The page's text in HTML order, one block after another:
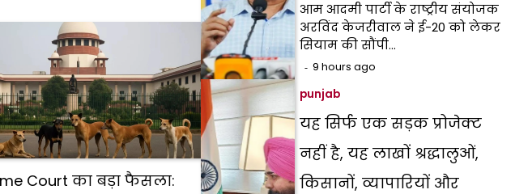
Court का बड़ा फैसला:
आम आदमी पार्टी के राष्ट्रीय संयोजक
अरविंद केजरीवाल ने ई-20 को लेकर
सियाम की सौंपी…
9 hours ago
punjab
यह सिर्फ एक सड़क प्रोजेक्ट
नहीं है, यह लाखों श्रद्धालुओं,
किसानों, व्यापारियों और